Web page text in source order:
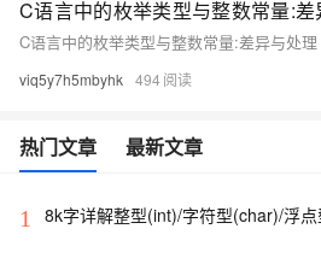
C语言中的枚举类型与整数常量:差
C语言中的枚举类型与整数常量:差异与处理
viq5y7h5mbyhk 494
热门文章 最新文章
1
8k字详解整型(int)/字符型(char)/浮